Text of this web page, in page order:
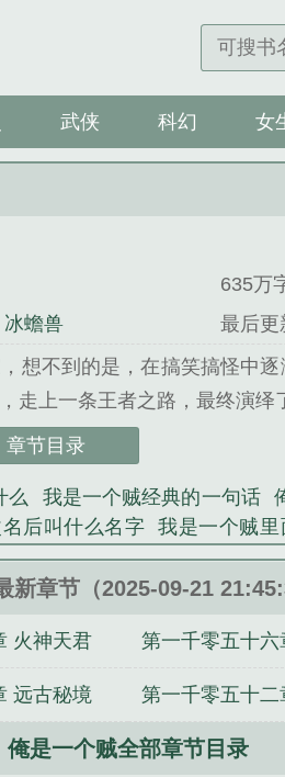
武侠 科幻 女
635万
蟾兽
最后更
想不到的是，在搞笑搞怪中
走上一条王者之路，最终演绎
的科幻类小说。
章节目录
么 我是一个贼经典的一句话
后叫什么名字 我是一个贼里
俺是一个贼停更原因 俺是一
关嘲 俺是一个贼免费阅读 我
新章节（2025-09-21
火神天君 第一千零五十六
远古秘境 第一千零五十二
俺是一个贼全部章节目录